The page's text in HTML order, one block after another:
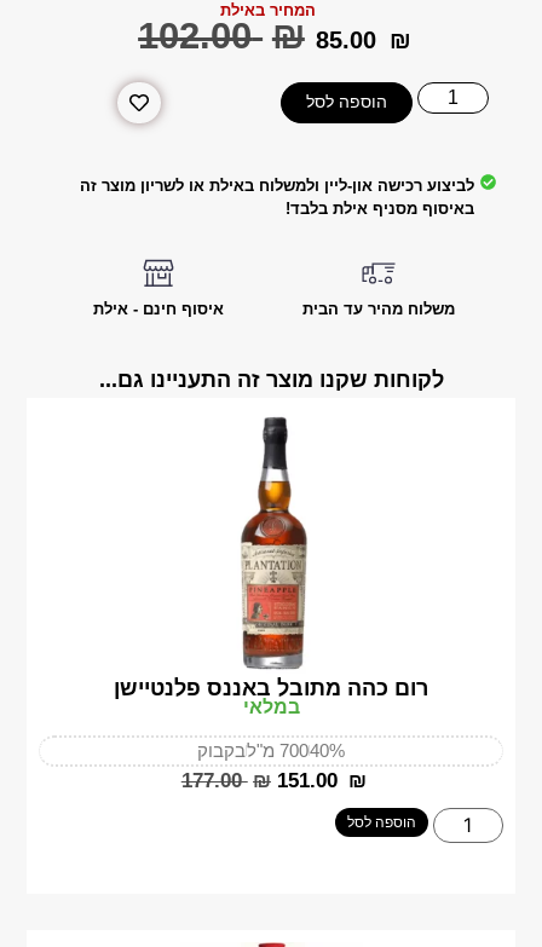
המחיר באילת
‎102.00 ₪ ‎85.00 ₪
הוספה לסל
לביצוע רכישה און-ליין ולמשלוח באילת או לשריון מוצר זה
באיסוף מסניף אילת בלבד!
משלוח מהיר עד הבית איסוף חינם - אילת
לקוחות שקנו מוצר זה התעניינו גם...
רום כהה מתובל באננס פלנטיישן
במלאי
40%700 מ"ל בקבוק
‎177.00 ₪ ‎151.00 ₪
הוספה לסל